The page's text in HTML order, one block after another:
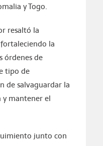
y Togo.
resaltó la
la
órdenes de
tipo de
de salvaguardar la
mantener el
junto con